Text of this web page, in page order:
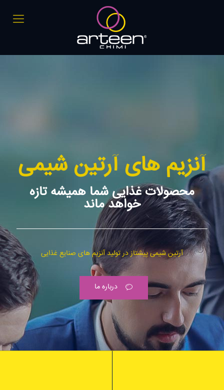
آنزیم های آرتین شیمی
محصولات غذایی شما همیشه تازه
خواهد ماند
آرتین شیمی پیشتاز در تولید آنزیم های صنایع غذایی
درباره ما